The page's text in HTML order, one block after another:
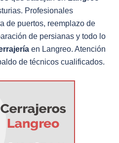
Profesionales
de puertos, reemplazo de
de persianas y todo lo
en Langreo. Atención
de técnicos cualificados.